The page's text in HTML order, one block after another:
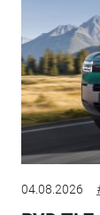
04.08.2026